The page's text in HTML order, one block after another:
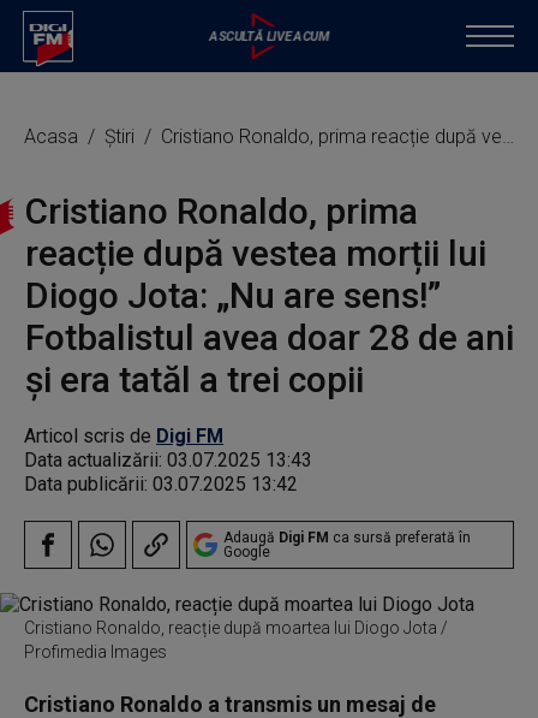
Acasa Știri Cristiano Ronaldo, prima reacție după vestea morții lui Diogo Jota: „Nu are sens!” Fotbalistul avea doar 28 de ani și era tatăl a trei copii
Cristiano Ronaldo, prima
reacție după vestea morții lui
Diogo Jota: „Nu are sens!”
Fotbalistul avea doar 28 de ani
și era tatăl a trei copii
Articol scris de Digi FM
Data actualizării: 03.07.2025 13:43
Data publicării: 03.07.2025 13:42
Adaugă Digi FM ca sursă preferată în
Google
Cristiano Ronaldo, reacție după moartea lui Diogo Jota /
Profimedia Images
Cristiano Ronaldo a transmis un mesaj de